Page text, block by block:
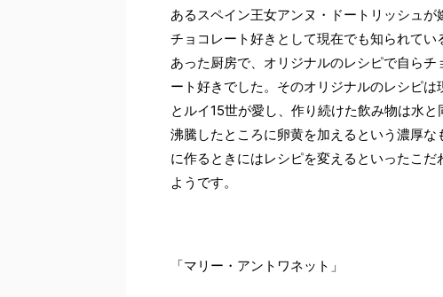
あるスペイン王女アンヌ・ドートリッシュ
チョコレート好きとして現在でも知られて
あった厨房で、オリジナルのレシピで自ら
ート好きでした。そのオリジナルのレシピ
とルイ15世が愛し、作り続けた飲み物は水
沸騰したところに卵黄を加えるという濃厚
に作るときにはレシピを変えるといったこ
ようです。
「マリー・アントワネット」